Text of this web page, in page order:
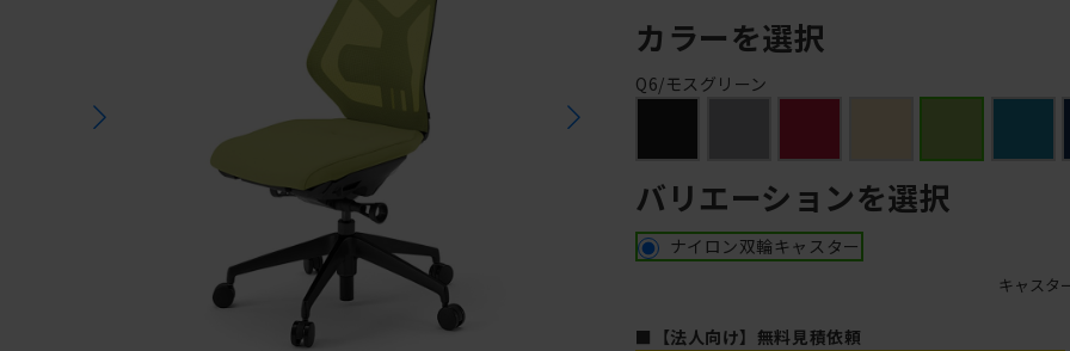
カラーを選択
Q6/モスグリーン
バリエーションを選択
ナイロン双輪キャスター
キャスタ
■【法人向け】無料見積依頼